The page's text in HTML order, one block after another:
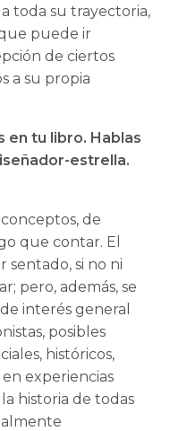
toda su trayectoria,
puede ir
de ciertos
a su propia
en tu libro. Hablas
estrella.
de
que contar. El
sentado, si no ni
pero, además, se
interés general
posibles
históricos,
experiencias
historia de todas